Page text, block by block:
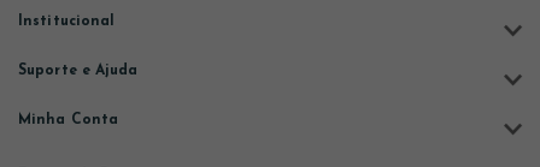
Institucional
Suporte e Ajuda
Minha Conta